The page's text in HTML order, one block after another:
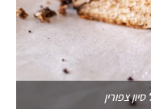
צפורין